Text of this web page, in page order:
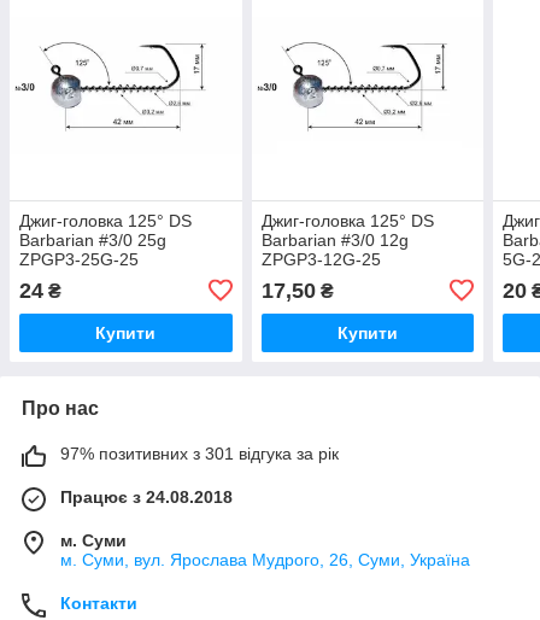
Джиг-головка 125° DS
Barbarian #3/0 25g
ZPGP3-25G-25
24 ₴
Купити
Джиг-головка 125° DS
Barbarian #3/0 12g
ZPGP3-12G-25
17,50₴
Купити
5G-
20
Про нас
97% позитивних з 301 відгука за рік
Працює з 24.08.2018
м. Суми
м. Суми, вул. Ярослава Мудрого, 26, Суми, Україна
Контакти